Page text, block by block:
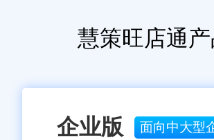
实现精细化库存运营。
免责声明：本网站尽可能确保发布信息的准确性
容，包括但不限于文字、图片、标识、广告、商
单位或个人认为本网站中的网页或链接内容可能
嫌侵犯知识产权时，请及时与我们联系，并提供
慧策旺店通
企业版 面向中大型